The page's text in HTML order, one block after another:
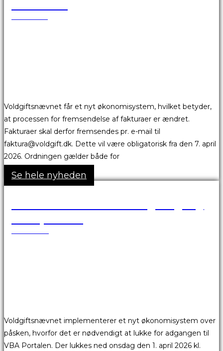
Voldgiftsnævnet får et nyt økonomisystem, hvilket betyder,
at processen for fremsendelse af fakturaer er ændret.
Fakturaer skal derfor fremsendes pr. e-mail til
faktura@voldgift.dk. Dette vil være obligatorisk fra den 7. april
2026. Ordningen gælder både for
Se hele nyheden
Voldgiftsnævnet implementerer et nyt økonomisystem over
påsken, hvorfor det er nødvendigt at lukke for adgangen til
VBA Portalen. Der lukkes ned onsdag den 1. april 2026 kl.